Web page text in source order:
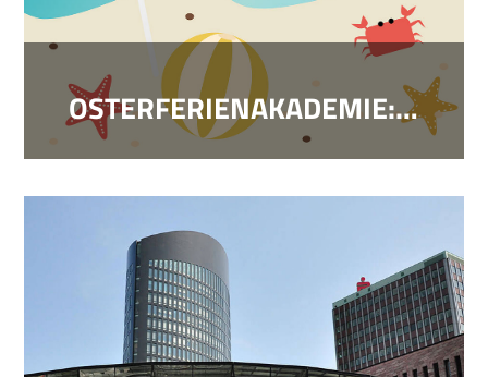
OSTERFERIENAKADEMIE: URLAUB IST DIE SCHÖNSTE ZEIT IM LEBEN!